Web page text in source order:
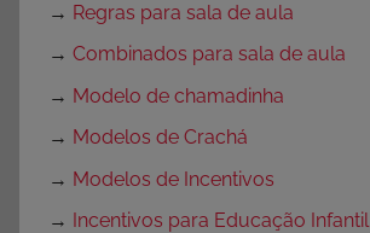
→ Regras para sala de aula
→ Combinados para sala de aula
→ Modelo de chamadinha
→ Modelos de Crachá
→ Modelos de Incentivos
→ Incentivos para Educação Infantil